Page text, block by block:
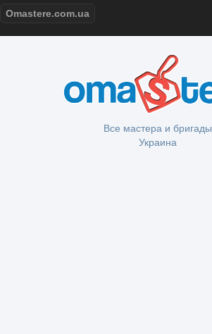
Omastere.com.ua
Все мастера и бригады
Украина